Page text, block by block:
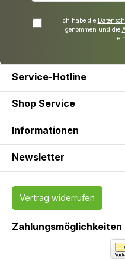
Ich habe die
genommen und die
Service-Hotline
Shop Service
Informationen
Newsletter
Vertrag widerrufen
Zahlungsmöglichkeiten